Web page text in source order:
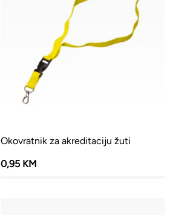
Okovratnik za akreditaciju žuti
0,95 KM